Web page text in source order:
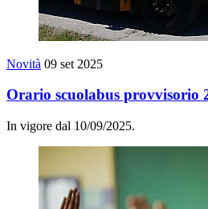
Novità 09 set 2025
Orario scuolabus provvisorio
In vigore dal 10/09/2025.